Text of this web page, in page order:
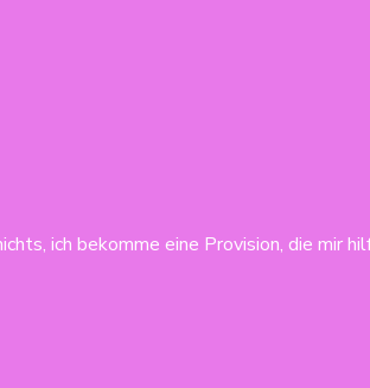
ich bekomme eine Provision, die mir